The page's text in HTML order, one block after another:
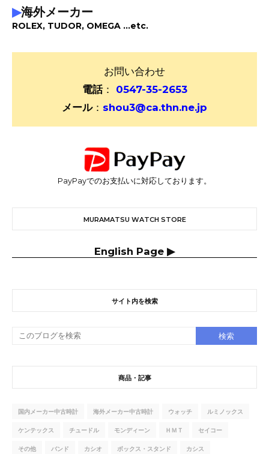
▶海外メーカー
ROLEX, TUDOR, OMEGA ...etc.
お問い合わせ
電話：
0547-35-2653
メール： shou3@ca.thn.ne.jp
PayPayでのお支払いに対応しております。
MURAMATSU WATCH STORE
English Page ▶
サイト内を検索
商品・記事
国内メーカー中古時計 海外メーカー中古時計 ウォッチ ルミノックス
ケンテックス チュードル モンディーン ＨＭＴ セイコー
その他 バンド カシオ ボックス・スタンド カシス